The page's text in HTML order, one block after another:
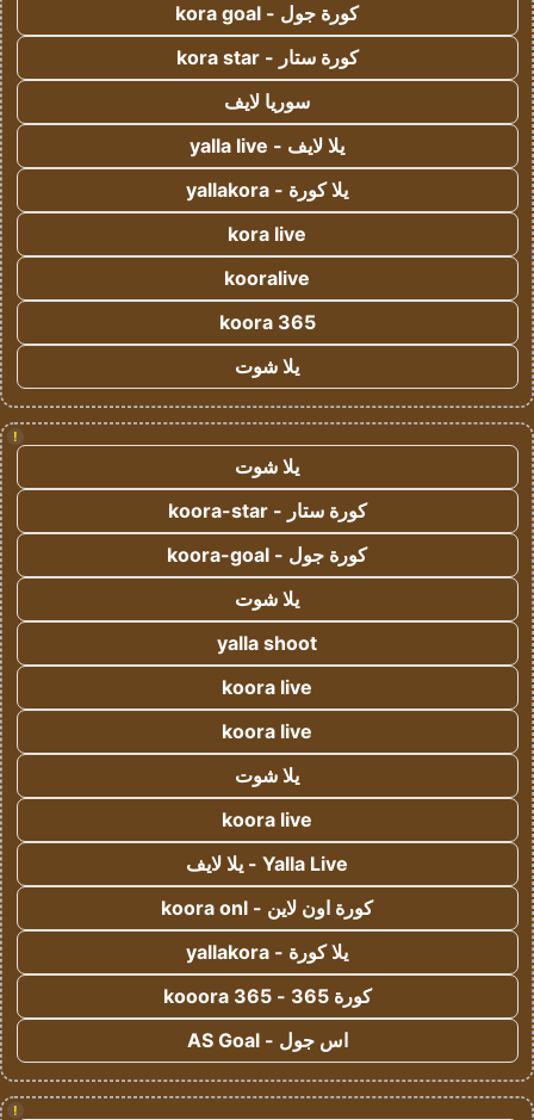
كورة جول - kora goal
كورة ستار - kora star
سوريا لايف
يلا لايف - yalla live
يلا كورة - yallakora
kora live
kooralive
koora 365
يلا شوت
!
يلا شوت
كورة ستار - koora-star
كورة جول - koora-goal
يلا شوت
yalla shoot
koora live
koora live
يلا شوت
koora live
Yalla Live - يلا لايف
كورة اون لاين - koora onl
يلا كورة - yallakora
كورة 365 - kooora 365
اس جول - AS Goal
!